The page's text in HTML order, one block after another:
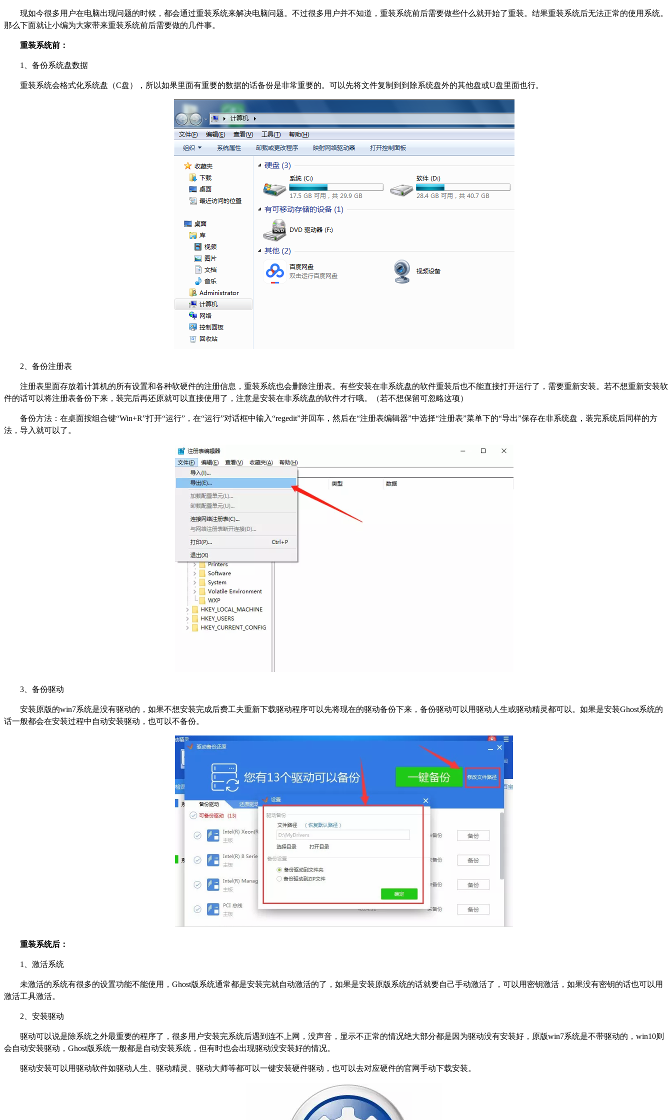
现如今很多用户在电脑出现问题的时候，都会通过重装系统来解决电脑问题。不过很多用户并不知道，重装系统前后需要做些什么就开始了重装。结果重装系统后无法正常的使用系统。
那么下面就让小编为大家带来重装系统前后需要做的几件事。
重装系统前：
1、备份系统盘数据
重装系统会格式化系统盘（C盘），所以如果里面有重要的数据的话备份是非常重要的。可以先将文件复制到到除系统盘外的其他盘或U盘里面也行。
2、备份注册表
注册表里面存放着计算机的所有设置和各种软硬件的注册信息，重装系统也会删除注册表。有些安装在非系统盘的软件重装后也不能直接打开运行了，需要重新安装。若不想重新安装软
件的话可以将注册表备份下来，装完后再还原就可以直接使用了，注意是安装在非系统盘的软件才行哦。（若不想保留可忽略这项）
备份方法：在桌面按组合键“Win+R”打开“运行”，在“运行”对话框中输入“regedit”并回车，然后在“注册表编辑器”中选择“注册表”菜单下的“导出”保存在非系统盘，装完系统后同样的方
法，导入就可以了。
3、备份驱动
安装原版的win7系统是没有驱动的，如果不想安装完成后费工夫重新下载驱动程序可以先将现在的驱动备份下来，备份驱动可以用驱动人生或驱动精灵都可以。如果是安装Ghost系统的
话一般都会在安装过程中自动安装驱动，也可以不备份。
重装系统后：
1、激活系统
未激活的系统有很多的设置功能不能使用，Ghost版系统通常都是安装完就自动激活的了，如果是安装原版系统的话就要自己手动激活了，可以用密钥激活，如果没有密钥的话也可以用
激活工具激活。
2、安装驱动
驱动可以说是除系统之外最重要的程序了，很多用户安装完系统后遇到连不上网，没声音，显示不正常的情况绝大部分都是因为驱动没有安装好，原版win7系统是不带驱动的，win10则
会自动安装驱动，Ghost版系统一般都是自动安装系统，但有时也会出现驱动没安装好的情况。
驱动安装可以用驱动软件如驱动人生、驱动精灵、驱动大师等都可以一键安装硬件驱动，也可以去对应硬件的官网手动下载安装。